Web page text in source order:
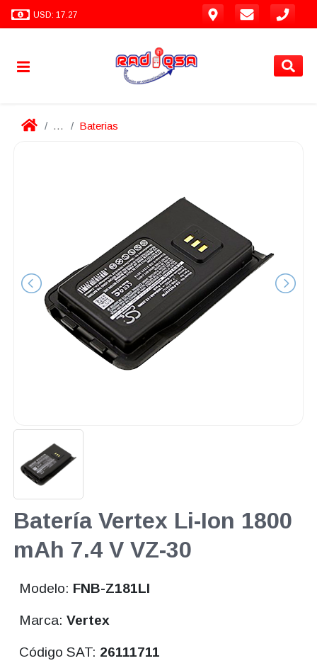
USD: 17.27
... Baterias
Batería Vertex Li-Ion 1800
mAh 7.4 V VZ-30
Modelo: FNB-Z181LI
Marca:Vertex
Código SAT: 26111711